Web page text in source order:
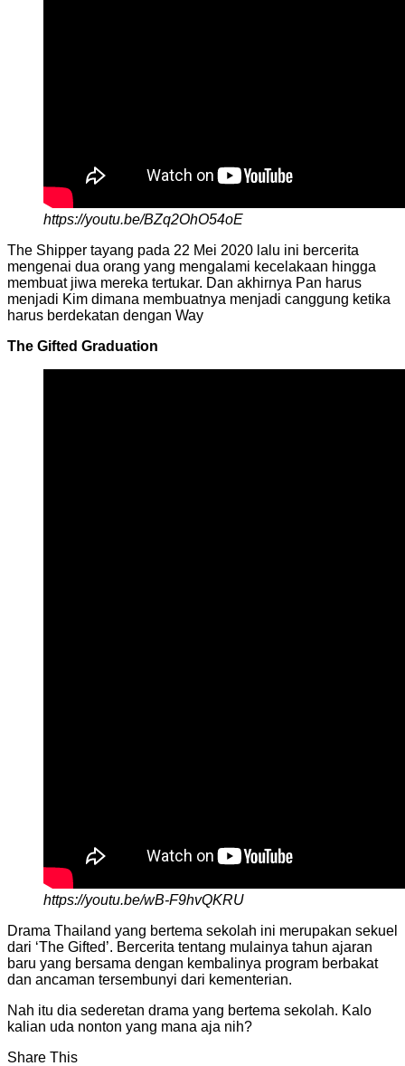
https://youtu.be/BZq2OhO54oE
The Shipper tayang pada 22 Mei 2020 lalu ini bercerita
mengenai dua orang yang mengalami kecelakaan hingga
membuat jiwa mereka tertukar. Dan akhirnya Pan harus
menjadi Kim dimana membuatnya menjadi canggung ketika
harus berdekatan dengan Way
The Gifted Graduation
https://youtu.be/wB-F9hvQKRU
Drama Thailand yang bertema sekolah ini merupakan sekuel
dari ‘The Gifted’. Bercerita tentang mulainya tahun ajaran
baru yang bersama dengan kembalinya program berbakat
dan ancaman tersembunyi dari kementerian.
Nah itu dia sederetan drama yang bertema sekolah. Kalo
kalian uda nonton yang mana aja nih?
Share This